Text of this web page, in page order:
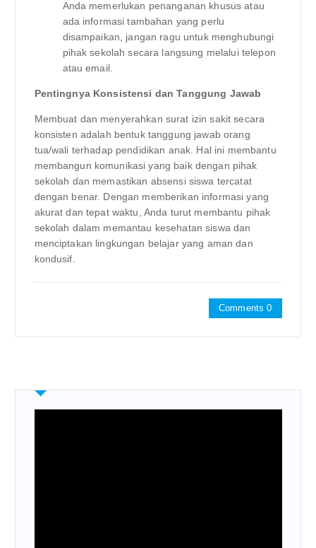
Anda memerlukan penanganan khusus atau
ada informasi tambahan yang perlu
disampaikan, jangan ragu untuk menghubungi
pihak sekolah secara langsung melalui telepon
atau email.
Pentingnya Konsistensi dan Tanggung Jawab
Membuat dan menyerahkan surat izin sakit secara
konsisten adalah bentuk tanggung jawab orang
tua/wali terhadap pendidikan anak. Hal ini membantu
membangun komunikasi yang baik dengan pihak
sekolah dan memastikan absensi siswa tercatat
dengan benar. Dengan memberikan informasi yang
akurat dan tepat waktu, Anda turut membantu pihak
sekolah dalam memantau kesehatan siswa dan
menciptakan lingkungan belajar yang aman dan
kondusif.
Comments 0